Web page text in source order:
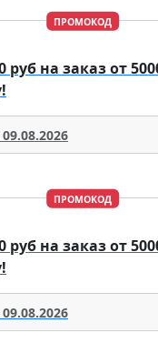
ПРОМОКОД
руб на заказ от
09.08.2026
ПРОМОКОД
руб на заказ от
09.08.2026